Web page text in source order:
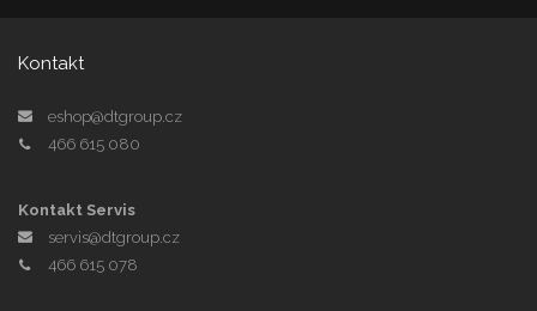
Kontakt
eshop@dtgroup.cz
466 615 080
Kontakt Servis
servis@dtgroup.cz
466 615 078